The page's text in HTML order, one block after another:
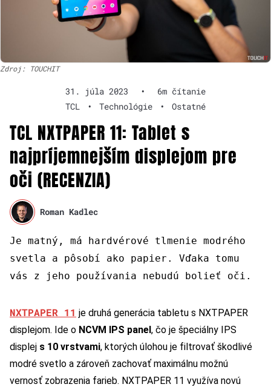
Zdroj: TOUCHIT
31. júla 2023 •
6m čítanie
TCL
• Technológie • Ostatné
TCL NXTPAPER 11: Tablet s
najpríjemnejším displejom pre
oči (RECENZIA)
Roman Kadlec
Je matný, má hardvérové tlmenie modrého
svetla a pôsobí ako papier. Vďaka tomu
vás z jeho používania nebudú bolieť oči.
NXTPAPER 11 je druhá generácia tabletu s NXTPAPER
displejom. Ide o NCVM IPS panel, čo je špeciálny IPS
displej s 10 vrstvami, ktorých úlohou je filtrovať škodlivé
modré svetlo a zároveň zachovať maximálnu možnú
vernosť zobrazenia farieb. NXTPAPER 11 využíva novú